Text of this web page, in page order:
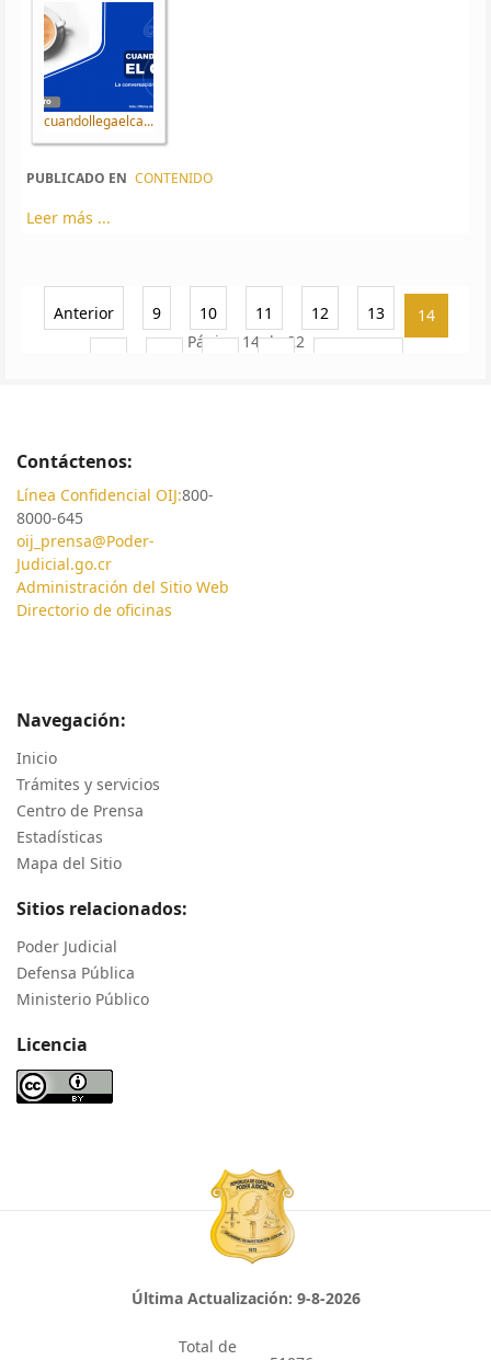
cuandollegaelca...
PUBLICADO EN CONTENIDO
Leer más ...
Anterior 9 10 11 12 13 14
Página 14 de 22
Contáctenos:
Línea Confidencial OIJ:800-
8000-645
oij_prensa@Poder-
Judicial.go.cr
Administración del Sitio Web
Directorio de oficinas
Navegación:
Inicio
Trámites y servicios
Centro de Prensa
Estadísticas
Mapa del Sitio
Sitios relacionados:
Poder Judicial
Defensa Pública
Ministerio Público
Licencia
Última Actualización: 9-8-2026
Total de